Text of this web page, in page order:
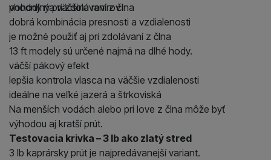
pohodlný pri zdolávaní z člna
vhodný na väčšinu revírov
dobrá kombinácia presnosti a vzdialenosti
je možné použiť aj pri zdolávaní z člna
13 ft modely sú určené najmä na dlhé hody.
väčší pákový efekt
lepšia kontrola vlasca na väčšie vzdialenosti
ideálne na veľké jazerá a štrkoviská
Na menších vodách alebo pri love z člna môže byť
výhodou aj kratší prút.
Testovacia krivka – 3 lb ako zlatý stred
3 lb kaprársky prút je najpredávanejší variant.